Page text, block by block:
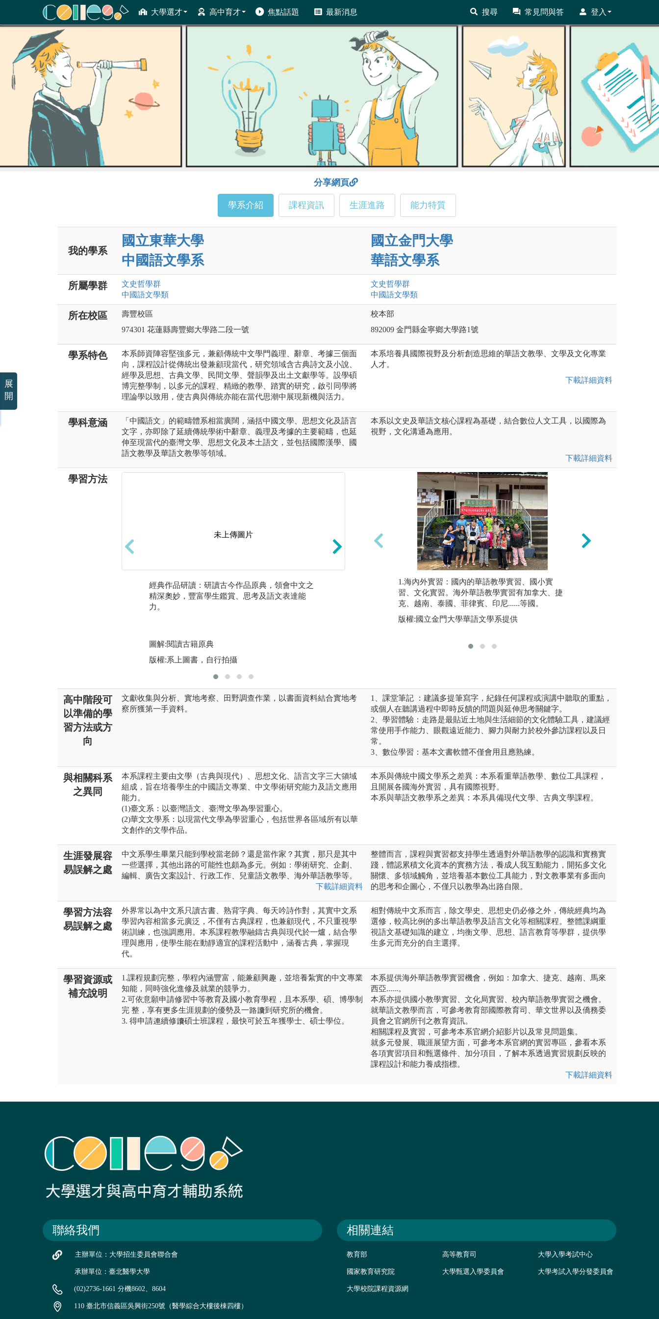
大學選才 高中育才 焦點話題 最新消息 搜尋 常見問與答 登入
ColleGo! 大學選才與高中育才輔助系統
分享網頁
學系介紹 課程資訊 生涯進路 能力特質
我的學系
國立東華大學
中國語文學系
國立金門大學
華語文學系
所屬學群 文史哲學群
中國語文學類
文史哲學群
中國語文學類
所在校區
壽豐校區
974301 花蓮縣壽豐鄉大學路二段一號
校本部
892009 金門縣金寧鄉大學路1號
學系特色
本系師資陣容堅強多元，兼顧傳統中文學門義理、辭章、考據三個面
向，課程設計從傳統出發兼顧現當代，研究領域含古典詩文及小說、
經學及思想、古典文學、民間文學、聲韻學及出土文獻學等。設學碩
博完整學制，以多元的課程、精緻的教學、踏實的研究，啟引同學將
理論學以致用，使古典與傳統亦能在當代思潮中展現新機與活力。
本系培養具國際視野及分析創造思維的華語文教學、文學及文化專業
人才。
下載詳細資料
學科意涵
「中國語文」的範疇體系相當廣闊，涵括中國文學、思想文化及語言
文字，亦即除了延續傳統學術中辭章、義理及考據的主要範疇，也延
伸至現當代的臺灣文學、思想文化及本土語文，並包括國際漢學、國
語文教學及華語文教學等領域。
本系以文史及華語文核心課程為基礎，結合數位人文工具，以國際為
視野，文化溝通為應用。
下載詳細資料
學習方法
未上傳圖片
經典作品研讀：研讀古今作品原典，領會中文之
精深奧妙，豐富學生鑑賞、思考及語文表達能
力。
圖解:閱讀古籍原典
版權:系上圖書，自行拍攝
詩文習作：除研讀作品外，亦指導學生進行古今
詩文習作，強化學生對詩文體製特色的掌握。
圖解:學生作品
版權:學生作品
1.海內外實習：國內的華語教學實習、國小實
習、文化實習。海外華語教學實習有加拿大、捷
克、越南、泰國、菲律賓、印尼......等國。
版權:國立金門大學華語文學系提供
高中階段可
以準備的學
習方法或方
向
文獻收集與分析、實地考察、田野調查作業，以書面資料結合實地考
察所獲第一手資料。
1、課堂筆記 ：建議多提筆寫字，紀錄任何課程或演講中聽取的重點，
或個人在聽講過程中即時反饋的問題與延伸思考關鍵字。
2、學習體驗：走路是最貼近土地與生活細節的文化體驗工具，建議經
常使用手作能力、眼觀遠近能力、腳力與耐力於校外參訪課程以及日
常。
3、數位學習：基本文書軟體不僅會用且應熟練。
與相關科系
之異同
本系課程主要由文學（古典與現代）、思想文化、語言文字三大領域
組成，旨在培養學生的中國語文專業、中文學術研究能力及語文應用
能力。
(1)臺文系：以臺灣語文、臺灣文學為學習重心。
(2)華文文學系：以現當代文學為學習重心，包括世界各區域所有以華
文創作的文學作品。
本系與傳統中國文學系之差異：本系看重華語教學、數位工具課程，
且開展各國海外實習，具有國際視野。
本系與華語文教學系之差異：本系具備現代文學、古典文學課程。
生涯發展容
易誤解之處
中文系學生畢業只能到學校當老師？還是當作家？其實，那只是其中
一些選擇，其他出路的可能性也頗為多元。例如：學術研究、企劃、
編輯、廣告文案設計、行政工作、兒童語文教學、海外華語教學等。
下載詳細資料
整體而言，課程與實習都支持學生透過對外華語教學的認識和實務實
踐，體認累積文化資本的實務方法，養成人我互動能力，開拓多文化
關懷、多領域觸角，並培養基本數位工具能力，對文教事業有多面向
的思考和企圖心，不僅只以教學為出路自限。
學習方法容
易誤解之處
外界常以為中文系只讀古書、熟背字典、每天吟詩作對，其實中文系
學習內容相當多元廣泛，不僅有古典課程，也兼顧現代，不只重視學
術訓練，也強調應用。本系課程教學融鑄古典與現代於一爐，結合學
理與應用，使學生能在動靜適宜的課程活動中，涵養古典，掌握現
代。
相對傳統中文系而言，除文學史、思想史仍必修之外，傳統經典均為
選修，較高比例的多出華語教學及語言文化等相關課程。整體課綱重
視語文基礎知識的建立，均衡文學、思想、語言教育等學群，提供學
生多元而充分的自主選擇。
學習資源或
補充說明
1.課程規劃完整，學程內涵豐富，能兼顧興趣，並培養紮實的中文專業
知能，同時強化進修及就業的競爭力。
2.可依意願申請修習中等教育及國小教育學程，且本系學、碩、博學制
完 整，享有更多生涯規劃的優勢及一路讀到研究所的機會。
3. 得申請連續修讀碩士班課程，最快可於五年獲學士、碩士學位。
本系提供海外華語教學實習機會，例如：加拿大、捷克、越南、馬來
西亞......。
本系亦提供國小教學實習、文化局實習、校內華語教學實習之機會。
就華語文教學而言，可參考教育部國際教育司、華文世界以及僑務委
員會之官網所刊之教育資訊。
相關課程及實習，可參考本系官網介紹影片以及常見問題集。
就多元發展、職涯展望方面，可參考本系官網的實習專區，參看本系
各項實習項目和甄選條件、加分項目，了解本系透過實習規劃反映的
課程設計和能力養成指標。
下載詳細資料
聯絡我們
主辦單位：大學招生委員會聯合會
承辦單位：臺北醫學大學
(02)2736-1661 分機8602、8604
110 臺北市信義區吳興街250號（醫學綜合大樓後棟四樓）
相關連結
教育部 高等教育司 大學入學考試中心
國家教育研究院 大學甄選入學委員會 大學考試入學分發委員會
大學校院課程資源網
展
開